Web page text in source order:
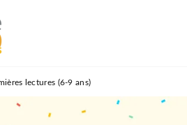
lectures (6-9 ans)